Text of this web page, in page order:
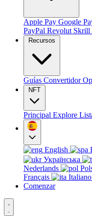
Apple Pay Google
PayPal Revolut Skrill
Recursos
Guías Convertidor
NFT
Principal Explore
English
Українська
Nederlands
Français
Italiano
Comenzar